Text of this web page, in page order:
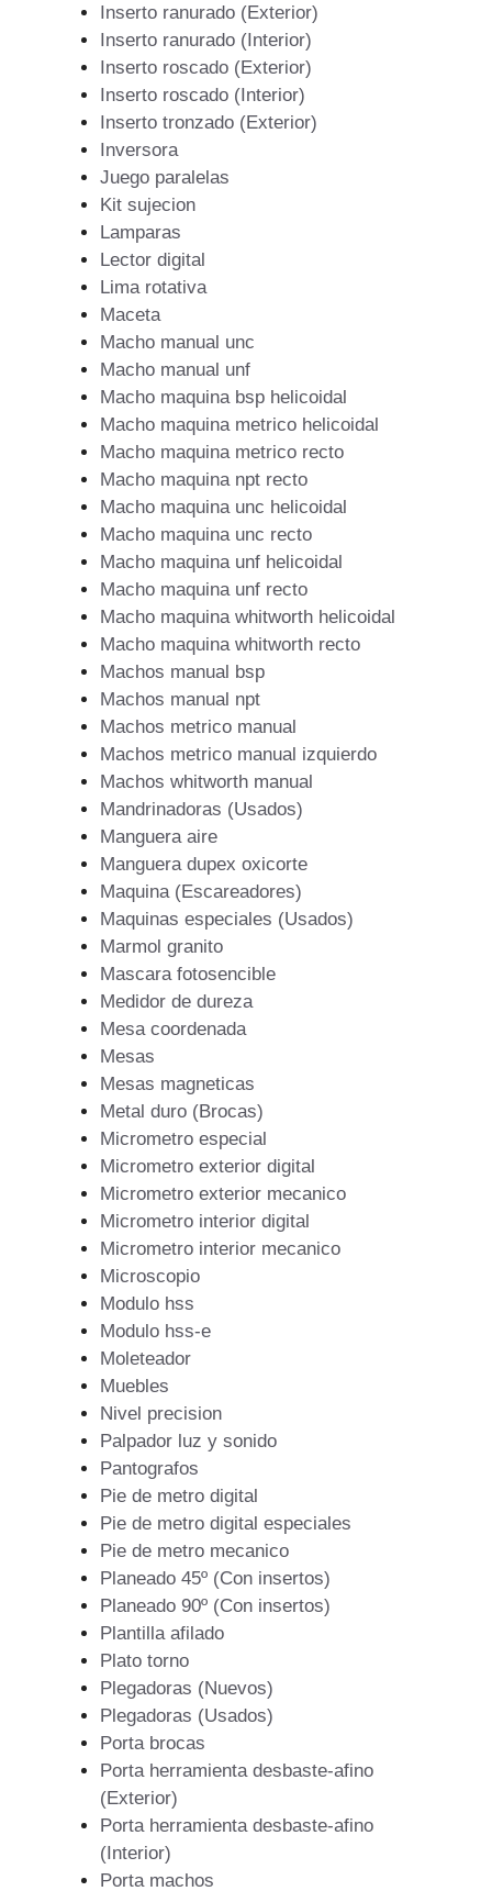
Inserto ranurado (Exterior)
Inserto ranurado (Interior)
Inserto roscado (Exterior)
Inserto roscado (Interior)
Inserto tronzado (Exterior)
Inversora
Juego paralelas
Kit sujecion
Lamparas
Lector digital
Lima rotativa
Maceta
Macho manual unc
Macho manual unf
Macho maquina bsp helicoidal
Macho maquina metrico helicoidal
Macho maquina metrico recto
Macho maquina npt recto
Macho maquina unc helicoidal
Macho maquina unc recto
Macho maquina unf helicoidal
Macho maquina unf recto
Macho maquina whitworth helicoidal
Macho maquina whitworth recto
Machos manual bsp
Machos manual npt
Machos metrico manual
Machos metrico manual izquierdo
Machos whitworth manual
Mandrinadoras (Usados)
Manguera aire
Manguera dupex oxicorte
Maquina (Escareadores)
Maquinas especiales (Usados)
Marmol granito
Mascara fotosencible
Medidor de dureza
Mesa coordenada
Mesas
Mesas magneticas
Metal duro (Brocas)
Micrometro especial
Micrometro exterior digital
Micrometro exterior mecanico
Micrometro interior digital
Micrometro interior mecanico
Microscopio
Modulo hss
Modulo hss-e
Moleteador
Muebles
Nivel precision
Palpador luz y sonido
Pantografos
Pie de metro digital
Pie de metro digital especiales
Pie de metro mecanico
Planeado 45º (Con insertos)
Planeado 90º (Con insertos)
Plantilla afilado
Plato torno
Plegadoras (Nuevos)
Plegadoras (Usados)
Porta brocas
Porta herramienta desbaste-afino
(Exterior)
Porta herramienta desbaste-afino
(Interior)
Porta machos